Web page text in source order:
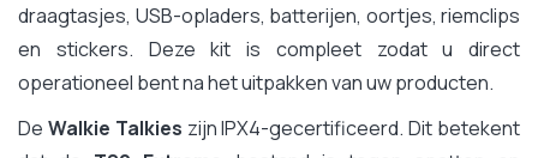
draagtasjes, USB-opladers, batterijen, oortjes, riemclips
en stickers. Deze kit is compleet zodat u direct
operationeel bent na het uitpakken van uw producten.
De Walkie Talkies zijn IPX4-gecertificeerd. Dit betekent